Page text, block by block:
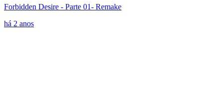
Forbidden Desire - Parte 01- Remake
há 2 anos